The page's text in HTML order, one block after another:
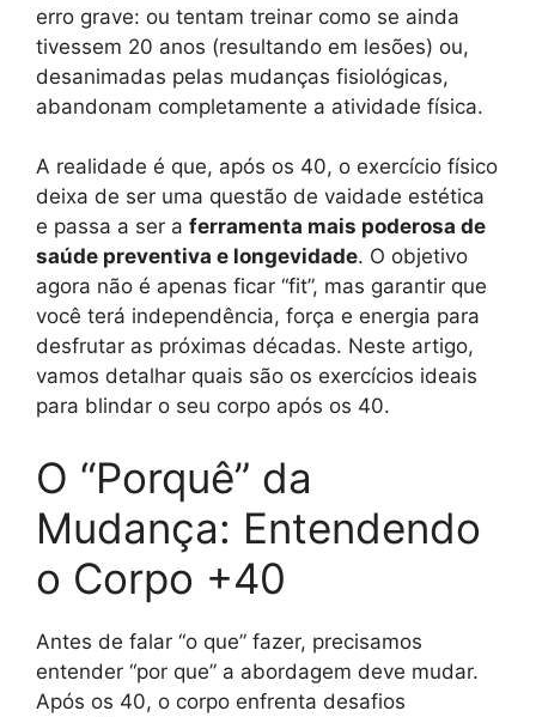
erro grave: ou tentam treinar como se ainda
tivessem 20 anos (resultando em lesões) ou,
desanimadas pelas mudanças fisiológicas,
abandonam completamente a atividade física.
A realidade é que, após os 40, o exercício físico
deixa de ser uma questão de vaidade estética
e passa a ser a ferramenta mais poderosa de
saúde preventiva e longevidade. O objetivo
agora não é apenas ficar “fit”, mas garantir que
você terá independência, força e energia para
desfrutar as próximas décadas. Neste artigo,
vamos detalhar quais são os exercícios ideais
para blindar o seu corpo após os 40.
O “Porquê” da
Mudança: Entendendo
o Corpo +40
Antes de falar “o que” fazer, precisamos
entender “por que” a abordagem deve mudar.
Após os 40, o corpo enfrenta desafios